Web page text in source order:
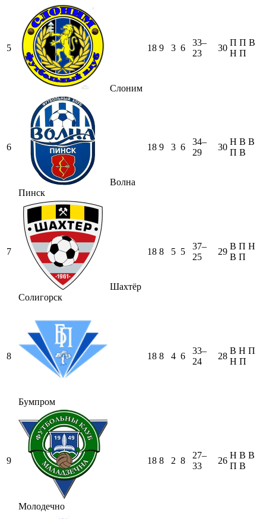
5
Слоним
18 9 3 6
33–
23
30
П П В
Н П
6
Волна
Пинск
18 9 3 6
34–
29
30
Н В В
П В
7
Шахтёр
Солигорск
18 8 5 5
37–
25
29
В П Н
В П
8
Бумпром
18 8 4 6
33–
24
28
В Н П
Н П
9
Молодечно
18 8 2 8
27–
33
26
Н В В
П В